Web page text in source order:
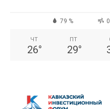
79 %
ЧТ
26°
ПТ
29°